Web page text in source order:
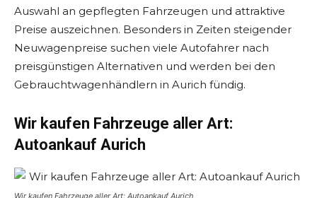
Auswahl an gepflegten Fahrzeugen und attraktive
Preise auszeichnen. Besonders in Zeiten steigender
Neuwagenpreise suchen viele Autofahrer nach
preisgünstigen Alternativen und werden bei den
Gebrauchtwagenhändlern in Aurich fündig.
Wir kaufen Fahrzeuge aller Art:
Autoankauf Aurich
Wir kaufen Fahrzeuge aller Art: Autoankauf Aurich